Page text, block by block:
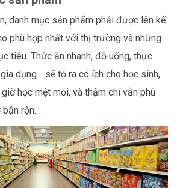
danh mục sản phẩm phải được lên kế
phù hợp nhất với thị trường và những
tiêu. Thức ăn nhanh, đồ uống, thực
dụng… sẽ tỏ ra có ích cho học sinh,
học mệt mỏi, và thậm chí vẫn phù
rộn.